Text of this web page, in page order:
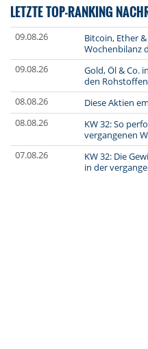
LETZTE TOP-RANKING
09.08.26
Bitcoin, Ether
Wochenbilanz
09.08.26
Gold, Öl & Co.
den Rohstoffen
08.08.26
Diese Aktien
08.08.26
KW 32: So
vergangenen
07.08.26
KW 32: Die
in der